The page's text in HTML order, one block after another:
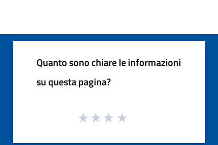
Quanto sono chiare le informazioni
su questa pagina?